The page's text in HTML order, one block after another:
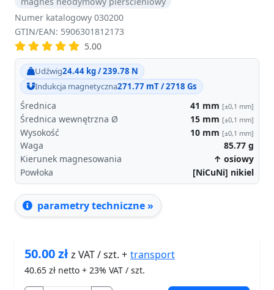
Numer katalogowy 030200
GTIN/EAN: 5906301812173
5.00
Udźwig24.44 kg / 239.78 N
Indukcja magnetyczna271.77 mT / 2718 Gs
Średnica 41 mm [±0,1 mm]
Średnica wewnętrzna Ø 15 mm [±0,1 mm]
Wysokość 10 mm [±0,1 mm]
Waga 85.77 g
Kierunek magnesowania
↑ osiowy
Powłoka
[NiCuNi] nikiel
parametry techniczne »
50.00złz VAT / szt. + transport
40.65 zł netto + 23% VAT / szt.